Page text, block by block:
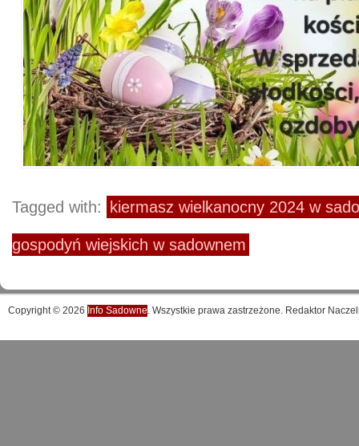
Tagged with: kiermasz wielkanocny 2024 w
gospodyń wiejskich w sadownem
Copyright © 2026 Info Sadowne. Wszystkie prawa zastrzeżone. Redaktor